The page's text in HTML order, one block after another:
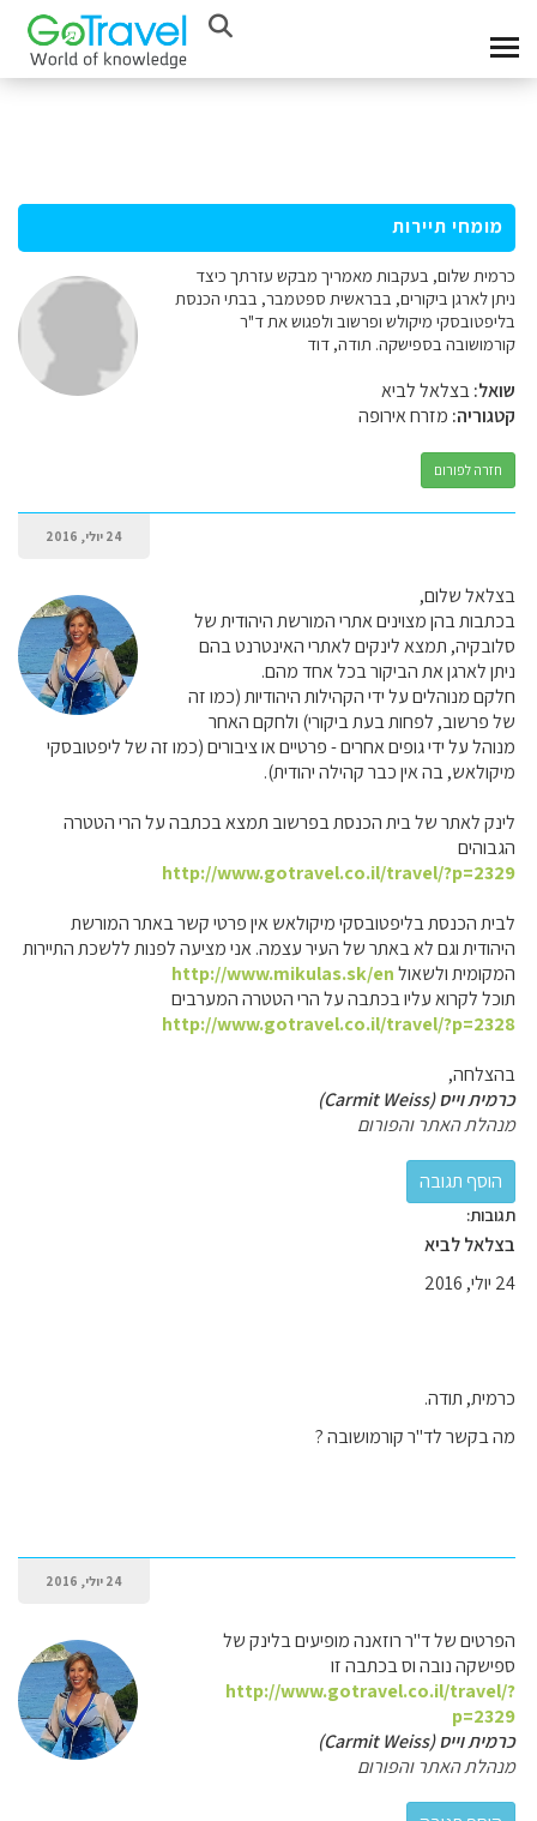
מומחי תיירות
כרמית שלום, בעקבות מאמריך מבקש עזרתך כיצד
ניתן לארגן ביקורים, בבראשית ספטמבר, בבתי הכנסת
בליפטובסקי מיקולש ופרשוב ולפגוש את ד"ר
קורמושובה בספישקה. תודה, דוד
שואל:בצלאל לביא
קטגוריה: מזרח אירופה
חזרה לפורום
24 יולי, 2016
בצלאל שלום,
בכתבות בהן מצוינים אתרי המורשת היהודית של
סלובקיה, תמצא לינקים לאתרי האינטרנט בהם
ניתן לארגן את הביקור בכל אחד מהם.
חלקם מנוהלים על ידי הקהילות היהודיות (כמו זה
של פרשוב, לפחות בעת ביקורי) ולחקם האחר
מנוהל על ידי גופים אחרים - פרטיים או ציבורים (כמו זה של ליפטובסקי
מיקולאש, בה אין כבר קהילה יהודית).
לינק לאתר של בית הכנסת בפרשוב תמצא בכתבה על הרי הטטרה
הגבוהים
http://www.gotravel.co.il/travel/?p=2329
לבית הכנסת בליפטובסקי מיקולאש אין פרטי קשר באתר המורשת
היהודית וגם לא באתר של העיר עצמה. אני מציעה לפנות ללשכת התיירות
המקומית ולשאולhttp://www.mikulas.sk/en
תוכל לקרוא עליו בכתבה על הרי הטטרה המערבים
http://www.gotravel.co.il/travel/?p=2328
בהצלחה,
כרמית וייס (Carmit Weiss)
מנהלת האתר והפורום
תגובות:
בצלאל לביא
24 יולי, 2016
כרמית, תודה.
מה בקשר לד"ר קורמושובה ?
24 יולי, 2016
הפרטים של ד"ר רוזאנה מופיעים בלינק של
ספישקה נובה וס בכתבה זו
http://www.gotravel.co.il/travel/?
p=2329
כרמית וייס (Carmit Weiss)
מנהלת האתר והפורום